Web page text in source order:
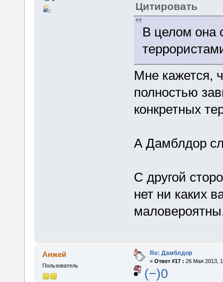
Цитировать
В целом она
Мне кажется,
полностью
конкретных
А Дамблдор
С другой
нет ни каких
Анжей
Пользователь
Re: Дамблдор
« Ответ #17 : 26 Мая 2013,
(−)0